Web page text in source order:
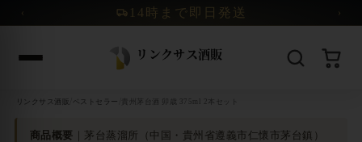
‹ 14時まで即日発送 ›
リンクサス酒販 ベストセラー 貴州茅台酒 卯歳 375ml 2本セット
商品概要 ｜茅台蒸溜所（中国・貴州省遵義市仁懷市茅台鎮）